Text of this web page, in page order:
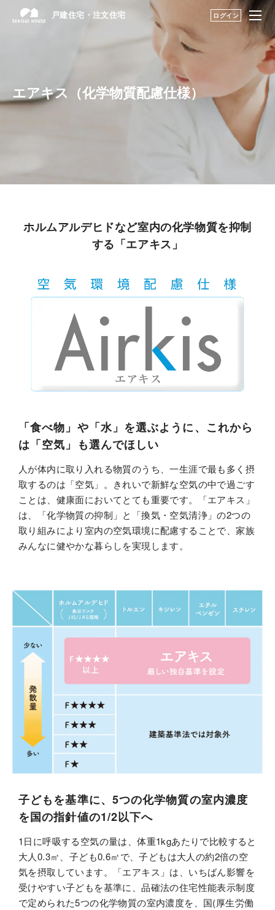
戸建住宅・注文住宅 ログイン
戸建住宅・注文住宅
す
My STAGE
カタログ・動画ライ
お問い合わせ
ご相談
構法・性能を知る TOP
構法（木造・鉄骨）を知る
耐久性能
安心・安全に暮らす
環境と共生する
エアキス（化学物質配慮仕様）
ホルムアルデヒドなど室内の化学物質を抑制
する「エアキス」
「食べ物」や「水」を選ぶように、これから
は「空気」も選んでほしい
人が体内に取り入れる物質のうち、一生涯で最も多く摂
取するのは「空気」。きれいで新鮮な空気の中で過ごす
ことは、健康面においてとても重要です。「エアキス」
は、「化学物質の抑制」と「換気・空気清浄」の2つの
取り組みにより室内の空気環境に配慮することで、家族
みんなに健やかな暮らしを実現します。
子どもを基準に、5つの化学物質の室内濃度
を国の指針値の1/2以下へ
1日に呼吸する空気の量は、体重1kgあたりで比較すると
大人0.3㎥、子ども0.6㎥で、子どもは大人の約2倍の空
気を摂取しています。「エアキス」は、いちばん影響を
受けやすい子どもを基準に、品確法の住宅性能表示制度
で定められた5つの化学物質の室内濃度を、国(厚生労働